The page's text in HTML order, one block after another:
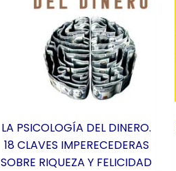
LA PSICOLOGÍA DEL DINERO.
18 CLAVES IMPERECEDERAS
SOBRE RIQUEZA Y FELICIDAD